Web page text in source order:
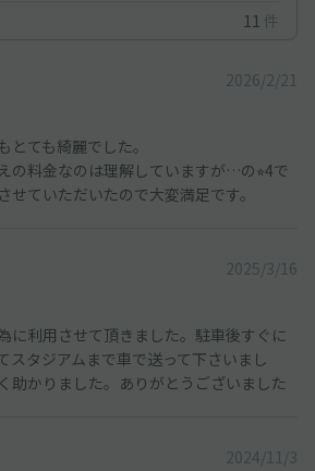
11 件
2026/2/21
ても綺麗でした。
の料金なのは理解していますが…の⭐︎4で
せていただいたので大変満足です。
2025/3/16
に利用させて頂きました。駐車後すぐに
スタジアムまで車で送って下さいまし
助かりました。ありがとうございました
2024/11/3